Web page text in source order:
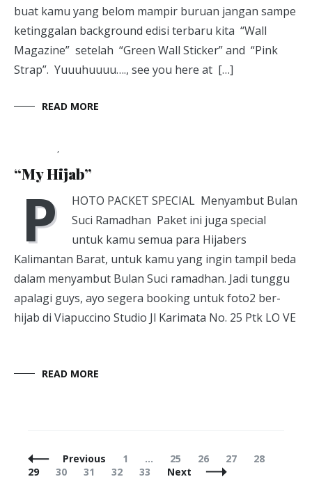
buat kamu yang belom mampir buruan jangan sampe
ketinggalan background edisi terbaru kita “Wall
Magazine” setelah “Green Wall Sticker” and “Pink
Strap”. Yuuuhuuuu…., see you here at […]
READ MORE
,
“My Hijab”
P
HOTO PACKET SPECIAL Menyambut Bulan
Suci Ramadhan Paket ini juga special
untuk kamu semua para Hijabers
Kalimantan Barat, untuk kamu yang ingin tampil beda
dalam menyambut Bulan Suci ramadhan. Jadi tunggu
apalagi guys, ayo segera booking untuk foto2 ber-
hijab di Viapuccino Studio Jl Karimata No. 25 Ptk LO VE
READ MORE
Posts
Navigation
Previous Page
1 … Page
25 Page
26 Page
27 Page
28
29
Page
30 Page
31 Page
32 Page
33 Next